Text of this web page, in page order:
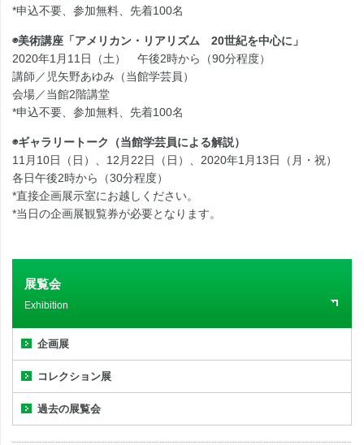
*申込不要、参加無料、先着100名
◉美術講座「アメリカン・リアリズム 20世紀を中心に」
2020年1月11日（土） 午後2時から（90分程度）
講師／児矢野あゆみ（当館学芸員）
会場／当館2階講堂
*申込不要、参加無料、先着100名
◉ギャラリートーク（当館学芸員による解説）
11月10日（日）、12月22日（日）、2020年1月13日（月・祝）
各日午後2時から（30分程度）
*直接企画展示室にお越しください。
*当日の企画展観覧券が必要となります。
展覧会
Exhibition
企画展
コレクション展
過去の展覧会